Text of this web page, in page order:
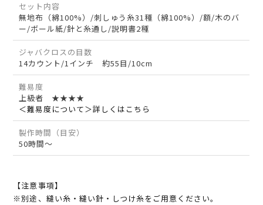
セット内容
無地布（綿100%）/刺しゅう糸31種（綿100%）/額/木のバ
ー/ボール紙/針と糸通し/説明書2種
ジャバクロスの目数
14カウント/1インチ 約55目/10cm
難易度
上級者 ★★★★
＜難易度について＞詳しくはこちら
製作時間（目安）
50時間～
【注意事項】
※別途、縫い糸・縫い針・しつけ糸をご用意ください。